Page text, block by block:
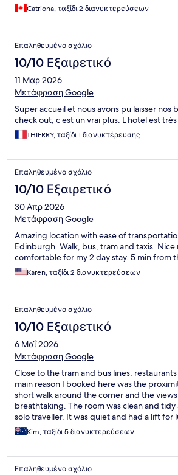
Catriona, ταξίδι 2 διανυκτερεύσεων
Επαληθευμένο σχόλιο
10/10 Εξαιρετικό
11 Μαρ 2026
Μετάφραση Google
Super accueil et nous avons pu laisser nos
check out, c est un vrai plus. L hotel est
THIERRY, ταξίδι 1 διανυκτέρευσης
Επαληθευμένο σχόλιο
10/10 Εξαιρετικό
30 Απρ 2026
Μετάφραση Google
Amazing location with ease of
Edinburgh. Walk, bus, tram and taxis.
comfortable for my 2 day stay. 5 min from
Karen, ταξίδι 2 διανυκτερεύσεων
Επαληθευμένο σχόλιο
10/10 Εξαιρετικό
6 Μαΐ 2026
Μετάφραση Google
Close to the tram and bus lines,
main reason I booked here was the
short walk around the corner and the
breathtaking. The room was clean and
solo traveller. It was quiet and had a lift for
were so friendly and helpful with deciding
(Timberbush!) highly recommend this hotel.
Kim, ταξίδι 5 διανυκτερεύσεων
Επαληθευμένο σχόλιο